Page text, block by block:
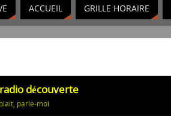
ACCUEIL GRILLE HORAIRE
découverte
parle-moi